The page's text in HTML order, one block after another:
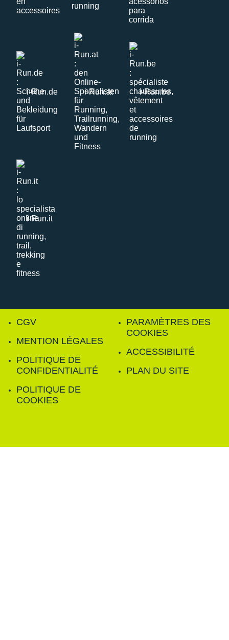
i-Run.de i-Run.at i-Run.be
i-Run.it
CGV
MENTION LÉGALES
POLITIQUE DE
CONFIDENTIALITÉ
POLITIQUE DE
COOKIES
PARAMÈTRES DES
COOKIES
ACCESSIBILITÉ
PLAN DU SITE